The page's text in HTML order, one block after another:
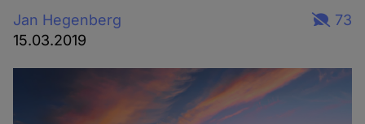
Jan Hegenberg
15.03.2019
73